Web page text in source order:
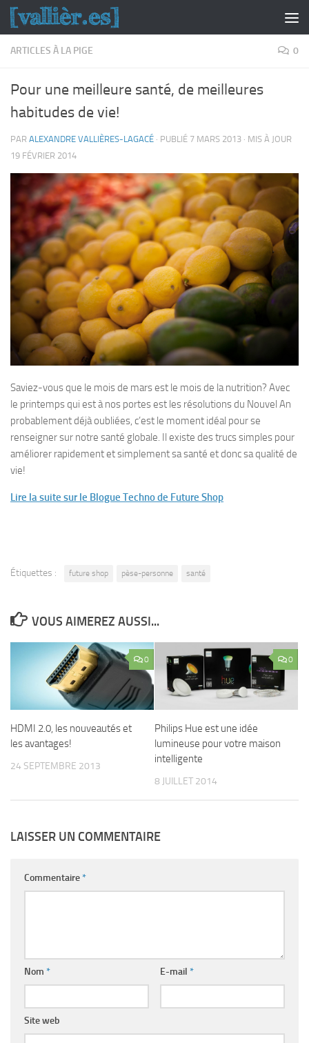
Skip to content
ARTICLES À LA PIGE 0
Pour une meilleure santé, de meilleures
habitudes de vie!
PAR ALEXANDRE VALLIÈRES-LAGACÉ · PUBLIÉ 7 MARS 2013 · MIS À JOUR
19 FÉVRIER 2014
Saviez-vous que le mois de mars est le mois de la nutrition? Avec
le printemps qui est à nos portes est les résolutions du Nouvel An
probablement déjà oubliées, c’est le moment idéal pour se
renseigner sur notre santé globale. Il existe des trucs simples pour
améliorer rapidement et simplement sa santé et donc sa qualité de
vie!
Lire la suite sur le Blogue Techno de Future Shop
Étiquettes : future shop pèse-personne santé
VOUS AIMEREZ AUSSI...
0
HDMI 2.0, les nouveautés et
les avantages!
24 SEPTEMBRE 2013
0
Philips Hue est une idée
lumineuse pour votre maison
intelligente
8 JUILLET 2014
LAISSER UN COMMENTAIRE
Commentaire*
Nom * E-mail *
Site web